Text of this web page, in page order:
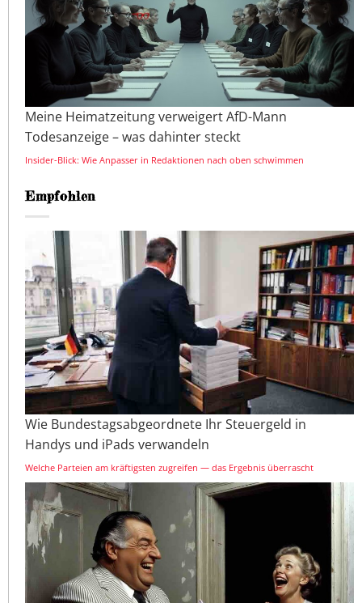
Meine Heimatzeitung verweigert AfD-Mann
Todesanzeige – was dahinter steckt
Insider-Blick: Wie Anpasser in Redaktionen nach oben schwimmen
Empfohlen
Wie Bundestagsabgeordnete Ihr Steuergeld in
Handys und iPads verwandeln
Welche Parteien am kräftigsten zugreifen — das Ergebnis überrascht